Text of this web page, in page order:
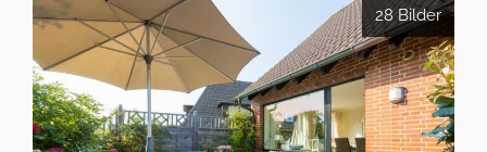
28 Bilder